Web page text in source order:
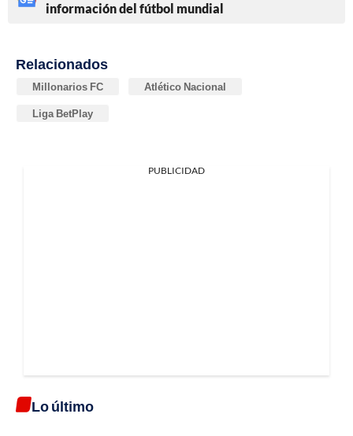
información del fútbol mundial
Relacionados
Millonarios FC Atlético Nacional
Liga BetPlay
PUBLICIDAD
Lo último